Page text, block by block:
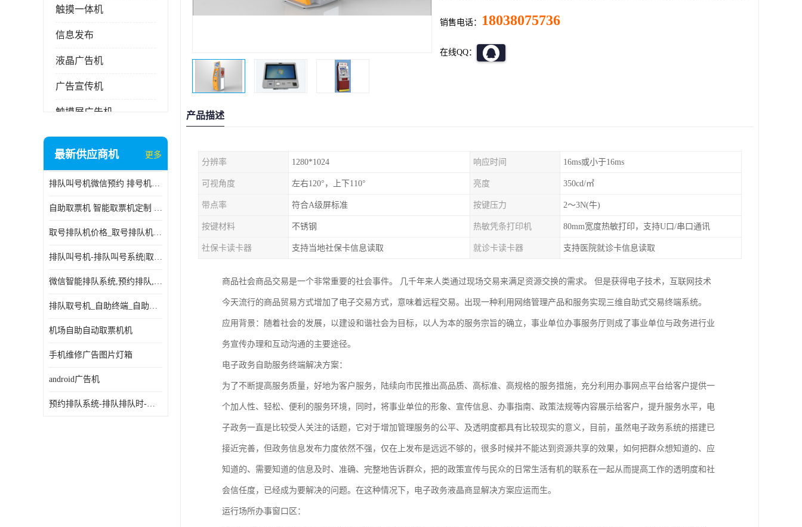
触摸一体机
信息发布
液晶广告机
广告宣传机
触摸屏广告机
液晶显示器
电子白板
自助服务终端
最新供应商机 更多
排队叫号机微信预约 排号机诊所 行政大厅营业厅取号机
自助取票机 智能取票机定制 款式多样
取号排队机价格_取号排队机报价_取号排队机多少钱
排队叫号机-排队叫号系统|取号机-液晶拼接屏-自助终端机
微信智能排队系统,预约排队,扫码排队,微信叫号
排队取号机_自助终端_自助签到一体机 支持定做
机场自助自动取票机机
手机维修广告图片灯箱
android广告机
预约排队系统-排队排队时-排动排号系统和排队的使用方法
销售电话： 18038075736
在线QQ：
产品描述
分辨率 1280*1024 响应时间 16ms或小于16ms
可视角度 左右120°，上下110° 亮度 350cd/㎡
带点率 符合A级屏标准 按键压力 2～3N(牛)
按键材料 不锈钢 热敏凭条打印机 80mm宽度热敏打印，支持U口/串口通讯
社保卡读卡器 支持当地社保卡信息读取 就诊卡读卡器 支持医院就诊卡信息读取
商品社会商品交易是一个非常重要的社会事件。 几千年来人类通过现场交易来满足资源交换的需求。 但是获得电子技术，互联网技术
今天流行的商品贸易方式增加了电子交易方式，意味着远程交易。出现一种利用网络管理产品和服务实现三维自助式交易终端系统。
应用背景：随着社会的发展，以建设和谐社会为目标，以人为本的服务宗旨的确立，事业单位办事服务厅则成了事业单位与政务进行业
务宣传办理和互动沟通的主要途径。
电子政务自助服务终端解决方案：
为了不断提高服务质量，好地为客户服务，陆续向市民推出高品质、高标准、高规格的服务措施，充分利用办事网点平台给客户提供一
个加人性、轻松、便利的服务环境，同时，将事业单位的形象、宣传信息、办事指南、政策法规等内容展示给客户，提升服务水平，电
子政务一直是比较受人关注的话题，它对于增加管理服务的公平、及透明度都具有比较现实的意义，目前，虽然电子政务系统的搭建已
接近完善，但政务信息发布力度依然不强，仅在上发布是远远不够的，很多时候并不能达到资源共享的效果，如何把群众想知道的、应
知道的、需要知道的信息及时、准确、完整地告诉群众，把的政策宣传与民众的日常生活有机的联系在一起从而提高工作的透明度和社
会信任度，已经成为要解决的问题。在这种情况下，电子政务液晶商显解决方案应运而生。
运行场所办事窗口区：